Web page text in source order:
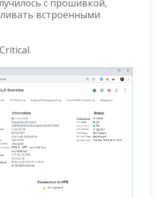
с прошивкой,
встроенными